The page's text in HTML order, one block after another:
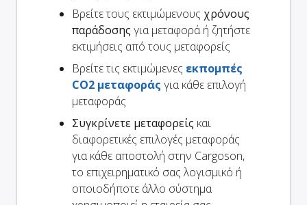
Βρείτε τους εκτιμώμενους χρόνους
παράδοσης για μεταφορά ή ζητήστε
εκτιμήσεις από τους μεταφορείς
Βρείτε τις εκτιμώμενες εκπομπές
CO2 μεταφοράς για κάθε επιλογή
μεταφοράς
Συγκρίνετε μεταφορείς και
διαφορετικές επιλογές μεταφοράς
για κάθε αποστολή στην Cargoson,
το επιχειρηματικό σας λογισμικό ή
οποιοδήποτε άλλο σύστημα